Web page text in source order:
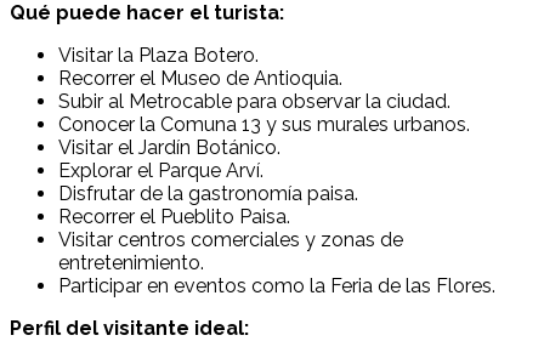
Qué puede hacer el turista:
Visitar la Plaza Botero.
Recorrer el Museo de Antioquia.
Subir al Metrocable para observar la ciudad.
Conocer la Comuna 13 y sus murales urbanos.
Visitar el Jardín Botánico.
Explorar el Parque Arví.
Disfrutar de la gastronomía paisa.
Recorrer el Pueblito Paisa.
Visitar centros comerciales y zonas de
entretenimiento.
Participar en eventos como la Feria de las Flores.
Perfil del visitante ideal: